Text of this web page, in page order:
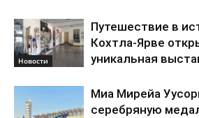
Новости
Путешествие в
Кохтла-Ярве
уникальная
Миа Мирейа
серебряную